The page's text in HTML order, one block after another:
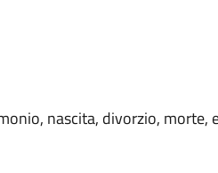
nascita, divorzio, morte,